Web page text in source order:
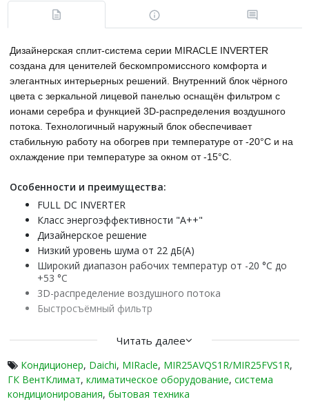
Дизайнерская сплит-система серии MIRACLE INVERTER
создана для ценителей бескомпромиссного комфорта и
элегантных интерьерных решений. Внутренний блок чёрного
цвета с зеркальной лицевой панелью оснащён фильтром с
ионами серебра и функцией 3D-распределения воздушного
потока. Технологичный наружный блок обеспечивает
стабильную работу на обогрев при температуре от -20°С и на
охлаждение при температуре за окном от -15°С.
Особенности и преимущества:
FULL DC INVERTER
Класc энергоэффективности "А++"
Дизайнерское решение
Низкий уровень шума от 22 дБ(А)
Широкий диапазон рабочих температур от -20 °С до
+53 °С
3D-распределение воздушного потока
Быстросъёмный фильтр
Фильтр с ионами серебра
Эффект бриза
Протяжный воздушный поток
Коррозийная стойкость
Читать далее
Кондиционер, Daichi, MIRacle, MIR25AVQS1R/MIR25FVS1R,
ГК ВентКлимат, климатическое оборудование, система
кондиционирования, бытовая техника